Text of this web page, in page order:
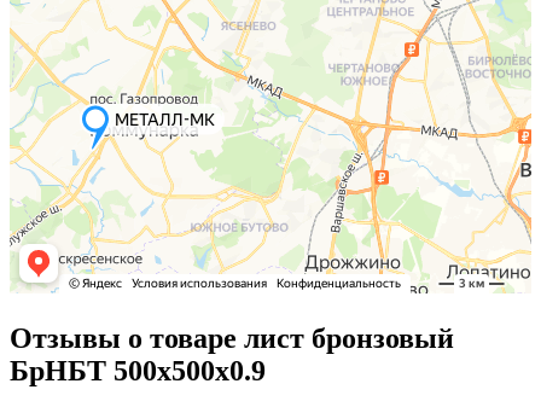
Отзывы о товаре лист бронзовый
БрНБТ 500х500х0.9